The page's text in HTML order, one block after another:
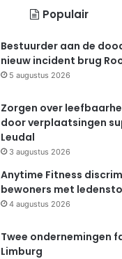
Populair
Bestuurder aan de
nieuw incident brug
5 augustus 2026
Zorgen over
door verplaatsingen
Leudal
3 augustus 2026
Anytime Fitness
bewoners met
4 augustus 2026
Twee ondernemingen
Limburg